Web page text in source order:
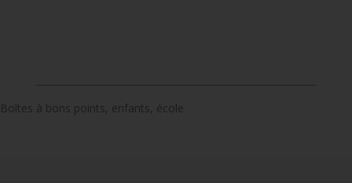
Boîtes à bons points, enfants, école